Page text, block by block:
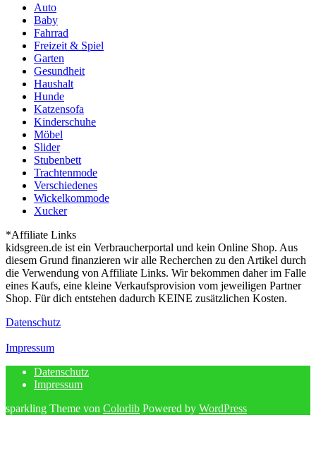
Auto
Baby
Fahrrad
Freizeit & Spiel
Garten
Gesundheit
Haushalt
Hunde
Katzensofa
Kinderschuhe
Möbel
Slider
Stubenbett
Trachtenmode
Verschiedenes
Wickelkommode
Xucker
*Affiliate Links
kidsgreen.de ist ein Verbraucherportal und kein Online Shop. Aus
diesem Grund finanzieren wir alle Recherchen zu den Artikel durch
die Verwendung von Affiliate Links. Wir bekommen daher im Falle
eines Kaufs, eine kleine Verkaufsprovision vom jeweiligen Partner
Shop. Für dich entstehen dadurch KEINE zusätzlichen Kosten.
Datenschutz
Impressum
Datenschutz
Impressum
sparkling Theme von Colorlib Powered by WordPress